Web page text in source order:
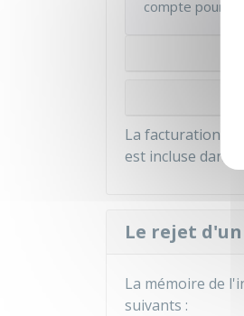
compte pour un
La facturation
est incluse dans
Le rejet
La mémoire de
suivants :